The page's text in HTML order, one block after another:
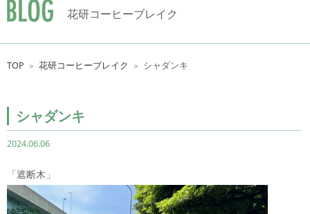
花研コーヒーブレイク
TOP ＞ 花研コーヒーブレイク ＞ シャダンキ
シャダンキ
2024.06.06
「遮断木」